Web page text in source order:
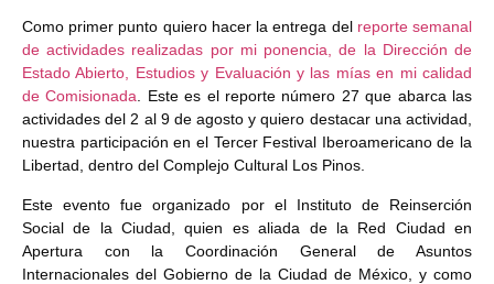
Como primer punto quiero hacer la entrega del reporte semanal
de actividades realizadas por mi ponencia, de la Dirección de
Estado Abierto, Estudios y Evaluación y las mías en mi calidad
de Comisionada. Este es el reporte número 27 que abarca las
actividades del 2 al 9 de agosto y quiero destacar una actividad,
nuestra participación en el Tercer Festival Iberoamericano de la
Libertad, dentro del Complejo Cultural Los Pinos.
Este evento fue organizado por el Instituto de Reinserción
Social de la Ciudad, quien es aliada de la Red Ciudad en
Apertura con la Coordinación General de Asuntos
Internacionales del Gobierno de la Ciudad de México, y como